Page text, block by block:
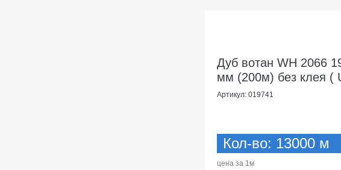
Дуб вотан WH 2066
мм (200м) без клея (
Артикул: 019741
Кол-во: 13000 м
цена за 1м